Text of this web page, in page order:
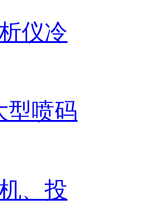
仪冷
型喷码
、投